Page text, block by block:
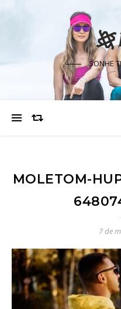
SONHE
MOLETOM-
7 de